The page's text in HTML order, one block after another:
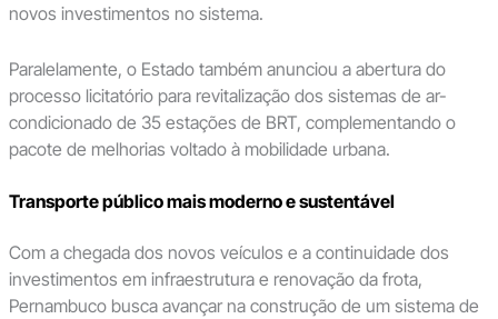
novos investimentos no sistema.
Paralelamente, o Estado também anunciou a abertura do
processo licitatório para revitalização dos sistemas de ar-
condicionado de 35 estações de BRT, complementando o
pacote de melhorias voltado à mobilidade urbana.
Transporte público mais moderno e sustentável
Com a chegada dos novos veículos e a continuidade dos
investimentos em infraestrutura e renovação da frota,
Pernambuco busca avançar na construção de um sistema de